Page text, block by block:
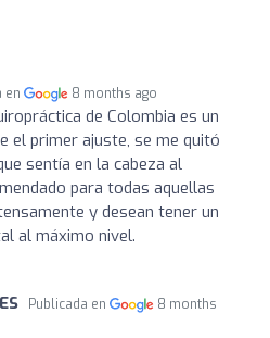
en 8 months ago
de Colombia es un
el primer ajuste, se me quitó
sentía en la cabeza al
para todas aquellas
y desean tener un
al máximo nivel.
Publicada en
8 months